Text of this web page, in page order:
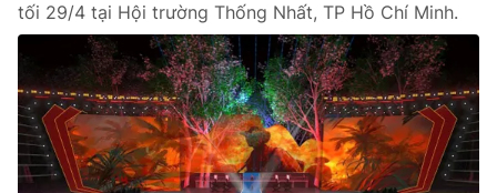
tối 29/4 tại Hội trường Thống Nhất, TP Hồ Chí Minh.